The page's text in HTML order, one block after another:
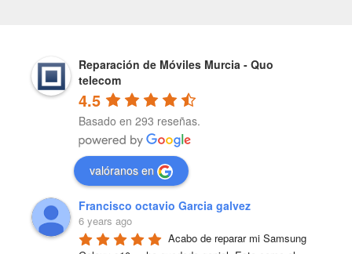
Reparación de Móviles Murcia - Quo
telecom
4.5
Basado en 293 reseñas.
valóranos en
Francisco octavio Garcia galvez
6 years ago
Acabo de reparar mi Samsung